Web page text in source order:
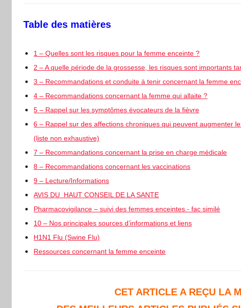
Table des matières
1 – Quelles sont les risques pour la femme enceinte ?
2 – A quelle période de la grossesse, les risques sont importants
3 – Recommandations et conduite à tenir concernant la femme
4 – Recommandations concernant la femme qui allaite ?
5 – Rappel sur les symptômes évocateurs de la fièvre
6 – Rappel sur des affections chroniques qui peuvent augmenter
(liste non exhaustive)
7 – Recommandations concernant la prise en charge médicale
8 – Recommandations concernant les vaccinations
9 – Lecture/Informations
AVIS DU HAUT CONSEIL DE LA SANTE
Pharmacovigilance – suivi des femmes enceintes.- fac similé
10 – Nos principales sources d’informations et liens
H1N1 Flu (Swine Flu)
Ressources concernant la femme enceinte
CET ARTICLE A REÇU LA